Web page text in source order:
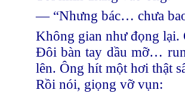
— “Nhưng bác… chưa
Không gian như đọng
Đôi bàn tay dầu mỡ…
lên. Ông hít một hơi thật
Rồi nói, giọng vỡ vụn: